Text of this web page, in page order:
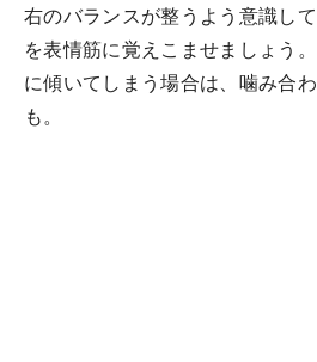
右のバランスが整うよう意識し
を表情筋に覚えこませましょう
に傾いてしまう場合は、噛み合
も。